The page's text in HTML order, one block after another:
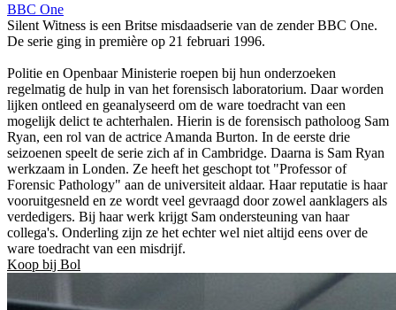
BBC One
Silent Witness is een Britse misdaadserie van de zender BBC One.
De serie ging in première op 21 februari 1996.
Politie en Openbaar Ministerie roepen bij hun onderzoeken
regelmatig de hulp in van het forensisch laboratorium. Daar worden
lijken ontleed en geanalyseerd om de ware toedracht van een
mogelijk delict te achterhalen. Hierin is de forensisch patholoog Sam
Ryan, een rol van de actrice Amanda Burton. In de eerste drie
seizoenen speelt de serie zich af in Cambridge. Daarna is Sam Ryan
werkzaam in Londen. Ze heeft het geschopt tot "Professor of
Forensic Pathology" aan de universiteit aldaar. Haar reputatie is haar
vooruitgesneld en ze wordt veel gevraagd door zowel aanklagers als
verdedigers. Bij haar werk krijgt Sam ondersteuning van haar
collega's. Onderling zijn ze het echter wel niet altijd eens over de
ware toedracht van een misdrijf.
Koop bij Bol